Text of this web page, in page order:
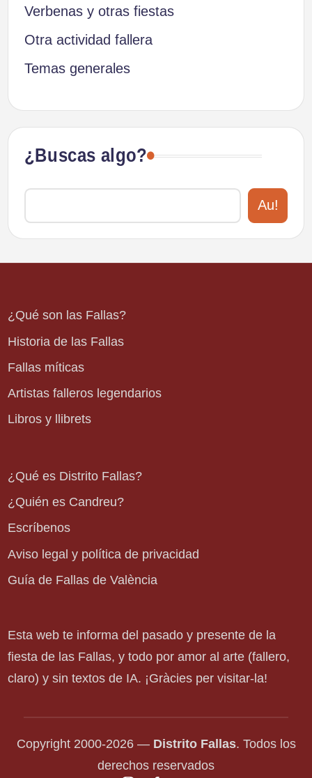
Verbenas y otras fiestas
Otra actividad fallera
Temas generales
¿Buscas algo?
Au!
¿Qué son las Fallas?
Historia de las Fallas
Fallas míticas
Artistas falleros legendarios
Libros y llibrets
¿Qué es Distrito Fallas?
¿Quién es Candreu?
Escríbenos
Aviso legal y política de privacidad
Guía de Fallas de València
Esta web te informa del pasado y presente de la
fiesta de las Fallas, y todo por amor al arte (fallero,
claro) y sin textos de IA. ¡Gràcies per visitar-la!
Copyright 2000-2026 — Distrito Fallas. Todos los
derechos reservados